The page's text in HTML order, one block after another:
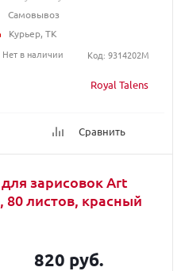
Royal Talens
Сравнить
Самовывоз
Курьер, ТК
Нет в наличии
Код: 9314202M
зарисовок Art
80 листов, красный
820 руб.